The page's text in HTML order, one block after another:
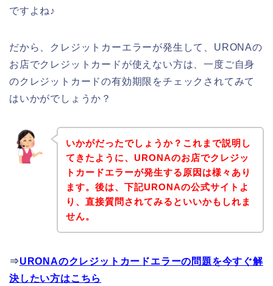
ですよね♪
だから、クレジットカーエラーが発生して、URONAの
お店でクレジットカードが使えない方は、一度ご自身
のクレジットカードの有効期限をチェックされてみて
はいかがでしょうか？
いかがだったでしょうか？これまで説明し
てきたように、URONAのお店でクレジッ
トカードエラーが発生する原因は様々あり
ます。後は、下記URONAの公式サイトよ
り、直接質問されてみるといいかもしれま
せん。
⇒URONAのクレジットカードエラーの問題を今すぐ解
決したい方はこちら